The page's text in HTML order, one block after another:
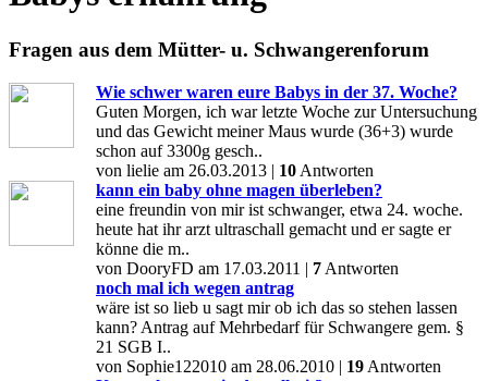
Fragen aus dem Mütter- u. Schwangerenforum
Wie schwer waren eure Babys in der 37. Woche?
Guten Morgen, ich war letzte Woche zur Untersuchung
und das Gewicht meiner Maus wurde (36+3) wurde
schon auf 3300g gesch..
von lielie am 26.03.2013 | 10 Antworten
kann ein baby ohne magen überleben?
eine freundin von mir ist schwanger, etwa 24. woche.
heute hat ihr arzt ultraschall gemacht und er sagte er
könne die m..
von DooryFD am 17.03.2011 | 7 Antworten
noch mal ich wegen antrag
wäre ist so lieb u sagt mir ob ich das so stehen lassen
kann? Antrag auf Mehrbedarf für Schwangere gem. §
21 SGB I..
von Sophie122010 am 28.06.2010 | 19 Antworten